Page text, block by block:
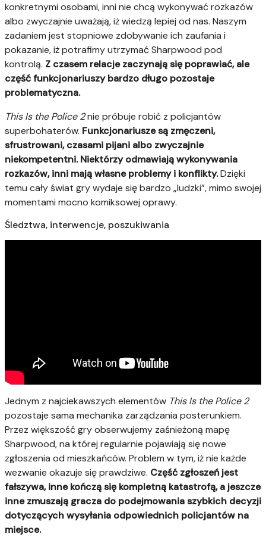
konkretnymi osobami, inni nie chcą wykonywać rozkazów
albo zwyczajnie uważają, iż wiedzą lepiej od nas. Naszym
zadaniem jest stopniowe zdobywanie ich zaufania i
pokazanie, iż potrafimy utrzymać Sharpwood pod
kontrolą. Z czasem relacje zaczynają się poprawiać, ale
część funkcjonariuszy bardzo długo pozostaje
problematyczna.
This Is the Police 2nie próbuje robić z policjantów
superbohaterów. Funkcjonariusze są zmęczeni,
sfrustrowani, czasami pijani albo zwyczajnie
niekompetentni. Niektórzy odmawiają wykonywania
rozkazów, inni mają własne problemy i konflikty.Dzięki
temu cały świat gry wydaje się bardzo „ludzki”, mimo swojej
momentami mocno komiksowej oprawy.
Śledztwa, interwencje, poszukiwania
Jednym z najciekawszych elementów This Is the Police 2
pozostaje sama mechanika zarządzania posterunkiem.
Przez większość gry obserwujemy zaśnieżoną mapę
Sharpwood, na której regularnie pojawiają się nowe
zgłoszenia od mieszkańców. Problem w tym, iż nie każde
wezwanie okazuje się prawdziwe. Część zgłoszeń jest
fałszywa, inne kończą się kompletną katastrofą, a jeszcze
inne zmuszają gracza do podejmowania szybkich decyzji
dotyczących wysyłania odpowiednich policjantów na
miejsce.